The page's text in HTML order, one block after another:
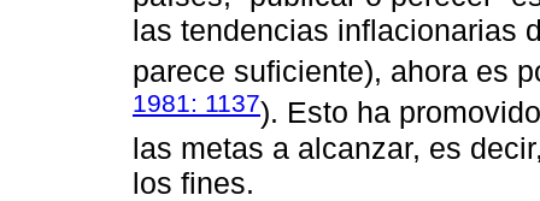
las tendencias inflacionarias
parece suficiente), ahora es
1981: 1137). Esto ha
las metas a alcanzar, es
los fines.